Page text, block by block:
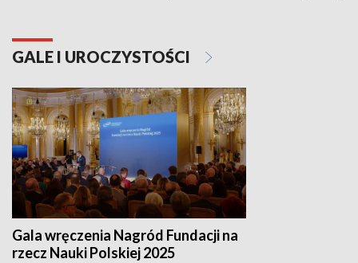
GALE I UROCZYSTOŚCI
Gala wręczenia Nagród Fundacji na
rzecz Nauki Polskiej 2025